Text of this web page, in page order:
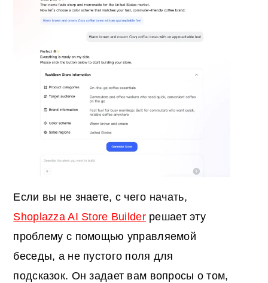
Если вы не знаете, с чего начать,
Shoplazza AI Store Builderрешает эту
проблему с помощью управляемой
беседы, а не пустого поля для
подсказок. Он задает вам вопросы о том,